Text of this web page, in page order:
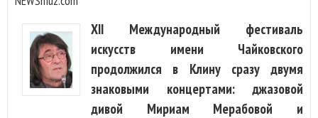
XII Международный фестиваль
искусств имени Чайковского
продолжился в Клину сразу двумя
знаковыми концертами: джазовой
дивой Мириам Мерабовой и